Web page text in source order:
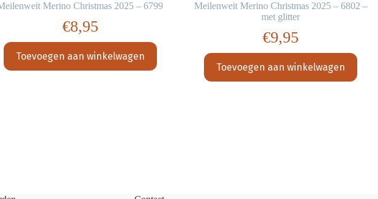
Merino Christmas 2025 – 6799
€8,95
Toevoegen aan winkelwagen
Meilenweit Merino Christmas 2025 – 6802 –
met glitter
€9,95
Toevoegen aan winkelwagen